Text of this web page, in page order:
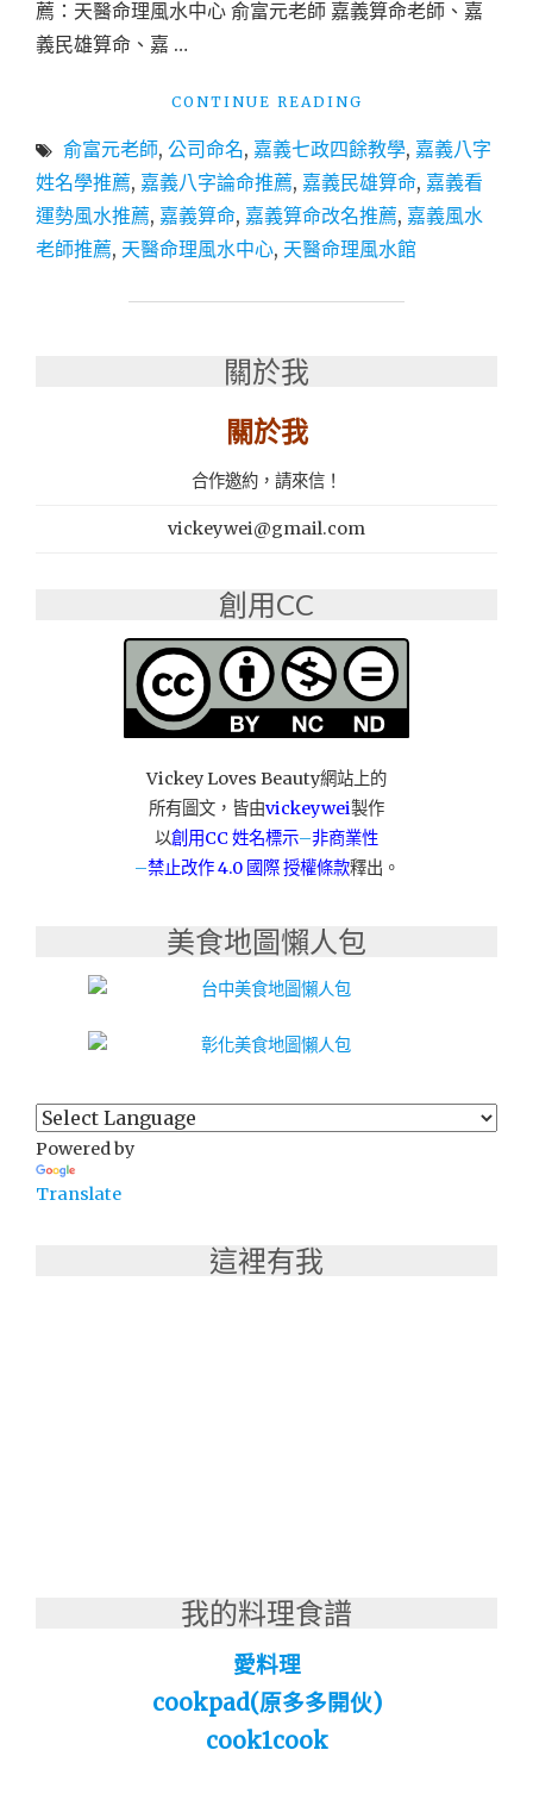
薦：天醫命理風水中心 俞富元老師 嘉義算命老師、嘉
義民雄算命、嘉 …
CONTINUE READING
民
雄
命
│
字
理
命
理
風
水
心
俞
富
元
老
俞富元老師, 公司命名, 嘉義七政四餘教學, 嘉義八字
姓名學推薦, 嘉義八字論命推薦, 嘉義民雄算命, 嘉義看
運勢風水推薦, 嘉義算命, 嘉義算命改名推薦, 嘉義風水
老師推薦, 天醫命理風水中心, 天醫命理風水館
關於我
關於我
合作邀約，請來信！
vickeywei@gmail.com
創用CC
Vickey Loves Beauty網站上的
所有圖文，皆由vickeywei製作
以創用CC 姓名標示–非商業性
–禁止改作4.0 國際 授權條款釋出。
美食地圖懶人包
Powered by
Translate
這裡有我
我的料理食譜
愛料理
cookpad(原多多開伙)
cook1cook